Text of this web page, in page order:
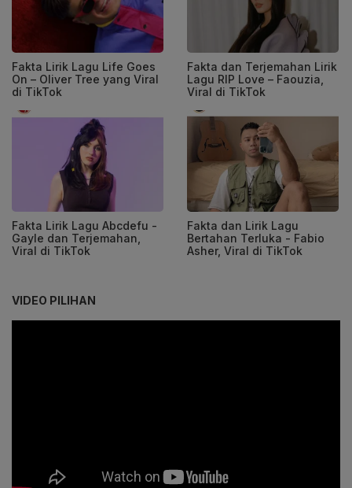
Fakta Lirik Lagu Life Goes
On – Oliver Tree yang Viral
di TikTok
Fakta dan Terjemahan Lirik
Lagu RIP Love – Faouzia,
Viral di TikTok
Fakta Lirik Lagu Abcdefu -
Gayle dan Terjemahan,
Viral di TikTok
Fakta dan Lirik Lagu
Bertahan Terluka - Fabio
Asher, Viral di TikTok
VIDEO PILIHAN